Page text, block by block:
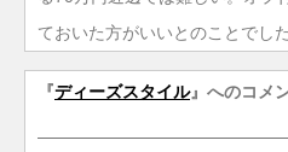
ておいた方がいいとのことでした
『ディーズスタイル』へのコメ